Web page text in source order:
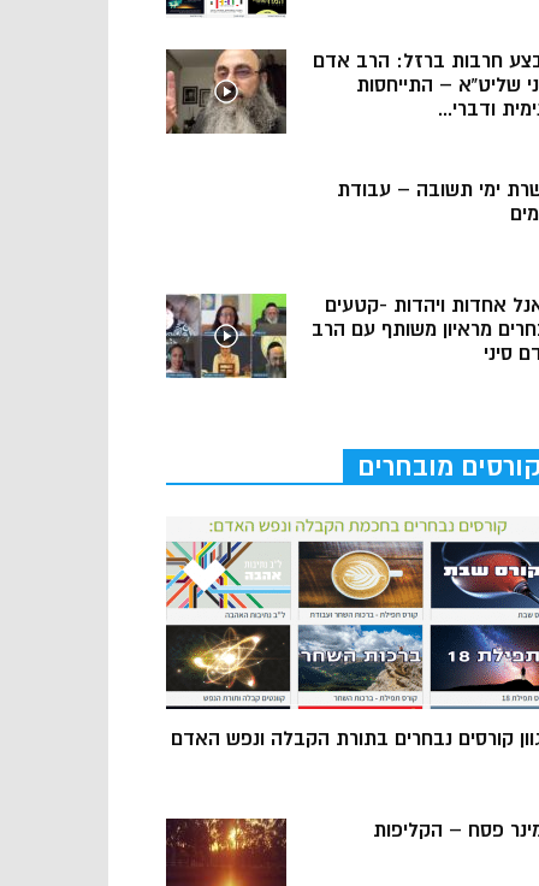
חרבות ברזל: הרב אדם
שליט”א – התייחסות
ודברי...
ימי תשובה – עבודת
אחדות ויהדות -קטעים
מראיון משותף עם הרב
סיני
קורסים מובחרים
קורסים נבחרים בתורת הקבלה ונפש האדם
פסח – הקליפות